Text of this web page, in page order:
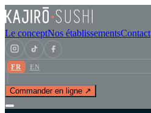
Le conceptNos établissementsContact
FR EN
Commander en ligne ↗